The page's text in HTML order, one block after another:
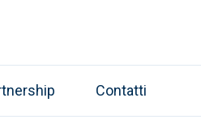
Contatti